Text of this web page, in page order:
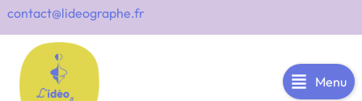
contact@lideographe.fr
Menu